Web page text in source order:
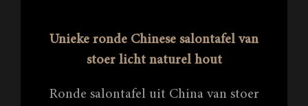
Unieke ronde Chinese salontafel van
stoer licht naturel hout
Ronde salontafel uit China van stoer